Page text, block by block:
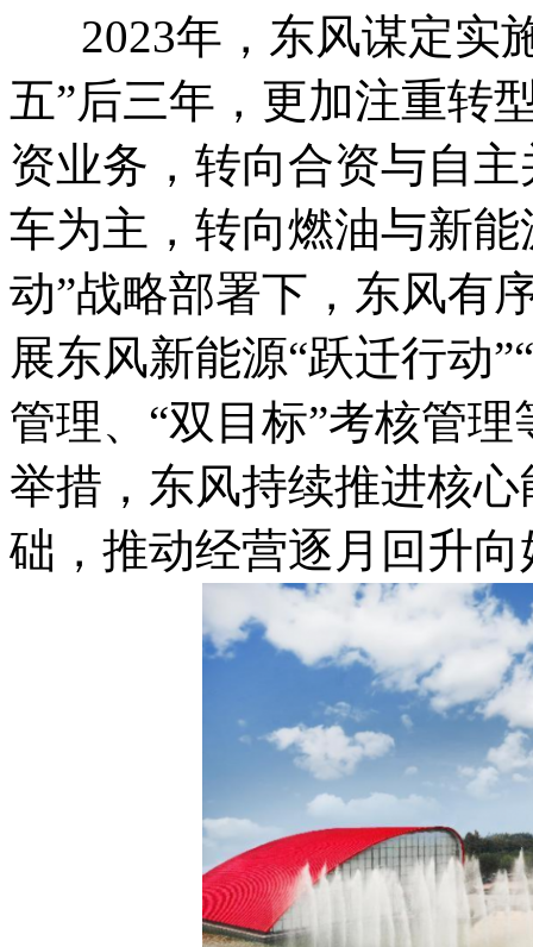
2023年，东风谋定实
五”后三年，更加注重转
资业务，转向合资与自
车为主，转向燃油与新
动”战略部署下，东风有
展东风新能源“跃迁行动
管理、“双目标”考核管
举措，东风持续推进核
础，推动经营逐月回升向